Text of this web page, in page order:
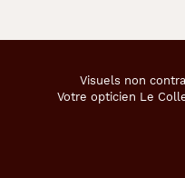
Visuels non
Votre opticien Le